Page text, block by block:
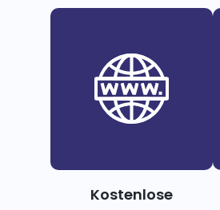
Kostenlose